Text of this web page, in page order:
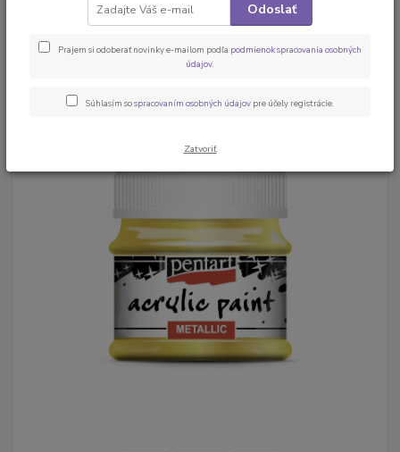
Akrylová farba, metalická, 50 ml,
baroková zlatá
Odoslať
Prajem si odoberať novinky e-mailom podľa podmienok spracovania osobných
údajov.
Súhlasím sospracovaním osobných údajov pre účely registrácie.
Zatvoriť